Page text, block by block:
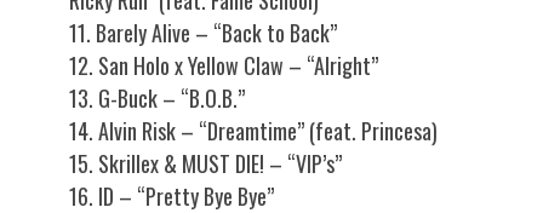
11. Barely Alive – “Back to Back”
12. San Holo x Yellow Claw – “Alright”
13. G-Buck – “B.O.B.”
14. Alvin Risk – “Dreamtime” (feat. Princesa)
15. Skrillex & MUST DIE! – “VIP’s”
16. ID – “Pretty Bye Bye”